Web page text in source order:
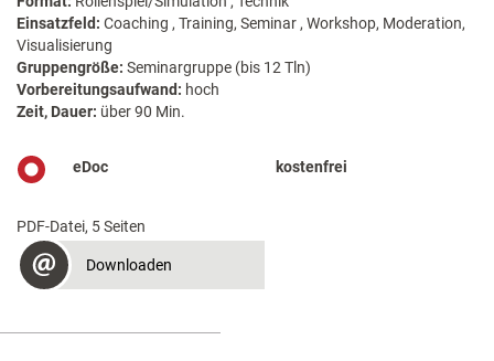
Einsatzfeld: Coaching , Training, Seminar , Workshop, Moderation,
Visualisierung
Gruppengröße: Seminargruppe (bis 12 Tln)
Vorbereitungsaufwand: hoch
Zeit, Dauer: über 90 Min.
eDoc kostenfrei
PDF-Datei, 5 Seiten
Downloaden